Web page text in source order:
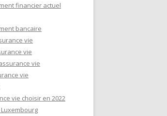
financier actuel
bancaire
vie
vie
vie
vie
vie choisir en 2022